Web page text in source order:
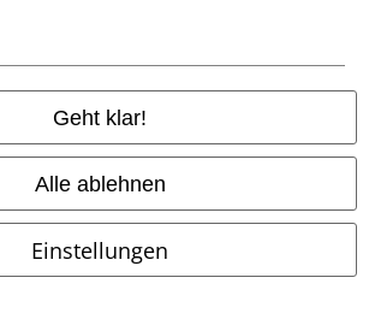
Geht klar!
Alle ablehnen
Einstellungen